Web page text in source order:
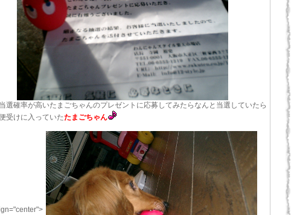
選確率が高いたまごちゃんのプレゼントに応募してみたらなんと当選していたら
受けに入っていたたまごちゃん